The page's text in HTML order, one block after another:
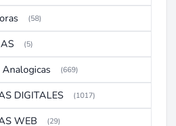
(58)
(5)
Analogicas (669)
DIGITALES (1017)
WEB (29)